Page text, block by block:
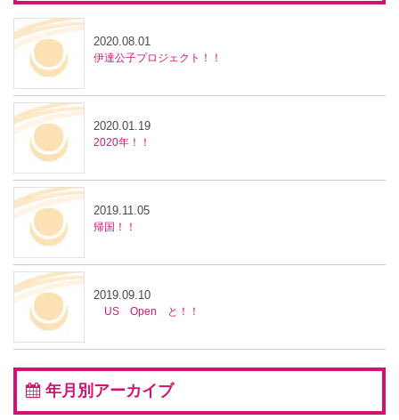
伊達公子プロジェクト！！
2020.08.01
2020年！！
2020.01.19
帰国！！
2019.11.05
US Open と！！
2019.09.10
年月別アーカイブ